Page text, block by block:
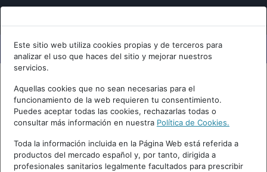
Este sitio web utiliza cookies propias y de terceros para
analizar el uso que haces del sitio y mejorar nuestros
servicios.
Aquellas cookies que no sean necesarias para el
funcionamiento de la web requieren tu consentimiento.
Puedes aceptar todas las cookies, rechazarlas todas o
consultar más información en nuestra Política de Cookies.
Toda la información incluida en la Página Web está referida a
productos del mercado español y, por tanto, dirigida a
profesionales sanitarios legalmente facultados para prescribir